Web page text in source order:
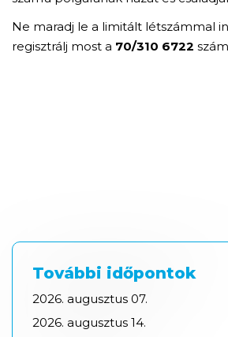
Ne maradj le a limitált létszámmal
regisztrálj most a 70/310 6722
További időpontok
2026. augusztus 07.
2026. augusztus 14.